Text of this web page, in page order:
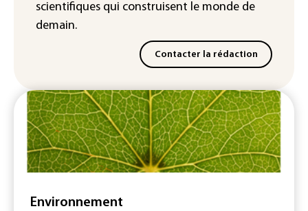
scientifiques qui construisent le monde de
demain.
Contacter la rédaction
Environnement